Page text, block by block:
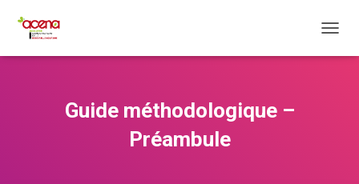
U
Guide méthodologique –
Préambule